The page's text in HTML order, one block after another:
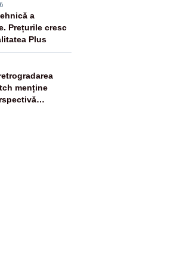
a
Prețurile cresc
Plus
menține